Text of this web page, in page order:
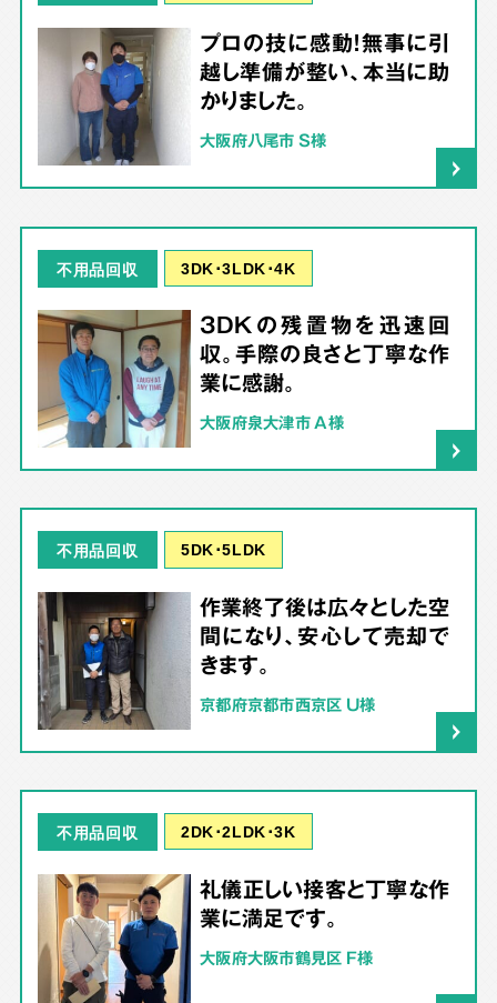
プロの技に感動！無事に引
越し準備が整い、本当に助
かりました。
大阪府八尾市 S様
不用品回収 3DK･3LDK･4K
3DKの残置物を迅速回
収。手際の良さと丁寧な作
業に感謝。
大阪府泉大津市 A様
不用品回収 5DK･5LDK
作業終了後は広々とした空
間になり、安心して売却で
きます。
京都府京都市西京区 U様
不用品回収 2DK･2LDK･3K
礼儀正しい接客と丁寧な作
業に満足です。
大阪府大阪市鶴見区 F様